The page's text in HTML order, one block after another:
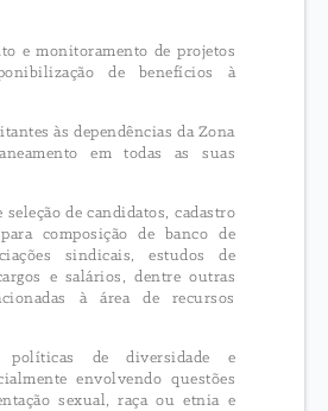
e monitoramento de projetos
de benefícios à
às dependências da Zona
em todas as suas
seleção de candidatos, cadastro
composição de banco de
sindicais, estudos de
e salários, dentre outras
à área de recursos
políticas de diversidade e
envolvendo questões
sexual, raça ou etnia e